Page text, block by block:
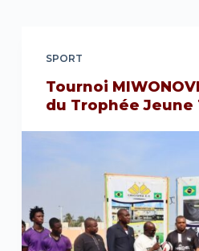
SPORT
Tournoi
du Trophée Jeune